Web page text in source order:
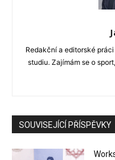
Redakční a editorské
studiu. Zajímám se o
SOUVISEJÍCÍ PŘÍSPĚVKY